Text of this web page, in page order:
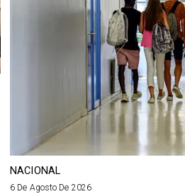
NACIONAL
6 De Agosto De 2026